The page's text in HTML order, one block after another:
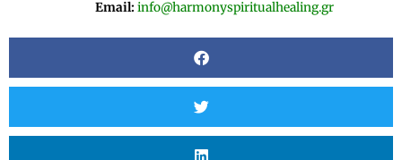
Email: info@harmonyspiritualhealing.gr